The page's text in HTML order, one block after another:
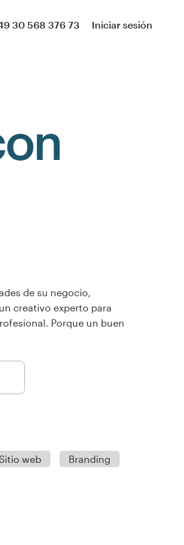
30 568 376 73 Iniciar sesión
de su negocio,
creativo experto para
Porque un buen
Sitio web Branding